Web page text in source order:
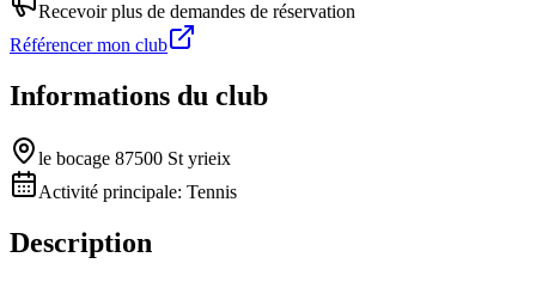
Recevoir plus de demandes de réservation
Référencer mon club
Informations du club
le bocage 87500 St yrieix
Activité principale: Tennis
Description